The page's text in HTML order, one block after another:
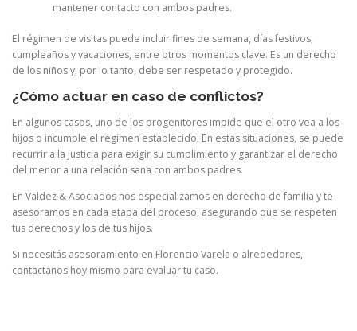
mantener contacto con ambos padres.
El régimen de visitas puede incluir fines de semana, días festivos,
cumpleaños y vacaciones, entre otros momentos clave. Es un derecho
de los niños y, por lo tanto, debe ser respetado y protegido.
¿Cómo actuar en caso de conflictos?
En algunos casos, uno de los progenitores impide que el otro vea a los
hijos o incumple el régimen establecido. En estas situaciones, se puede
recurrir a la justicia para exigir su cumplimiento y garantizar el derecho
del menor a una relación sana con ambos padres.
En Valdez & Asociados nos especializamos en derecho de familia y te
asesoramos en cada etapa del proceso, asegurando que se respeten
tus derechos y los de tus hijos.
Si necesitás asesoramiento en Florencio Varela o alrededores,
contactanos hoy mismo para evaluar tu caso.